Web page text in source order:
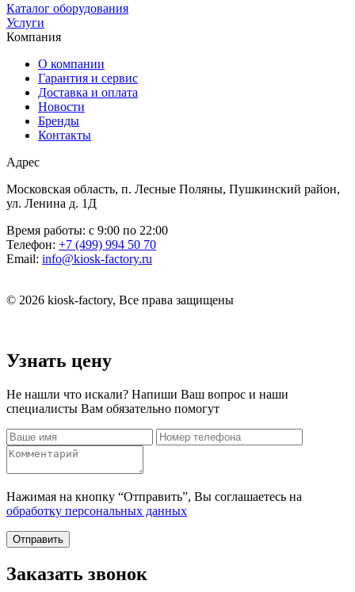
Каталог оборудования
Услуги
Компания
О компании
Гарантия и сервис
Доставка и оплата
Новости
Бренды
Контакты
Адрес
Московская область, п. Лесные Поляны, Пушкинский район,
ул. Ленина д. 1Д
Время работы: с 9:00 по 22:00
Телефон: +7 (499) 994 50 70
Email: info@kiosk-factory.ru
© 2026 kiosk-factory, Все права защищены
Узнать цену
Не нашли что искали? Напиши Ваш вопрос и наши
специалисты Вам обязательно помогут
Нажимая на кнопку “Отправить”, Вы соглашаетесь на
обработку персональных данных
Отправить
Заказать звонок